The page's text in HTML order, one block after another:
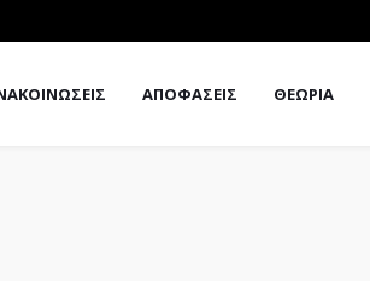
ΑΠΟΦΑΣΕΙΣ ΘΕΩΡΙΑ